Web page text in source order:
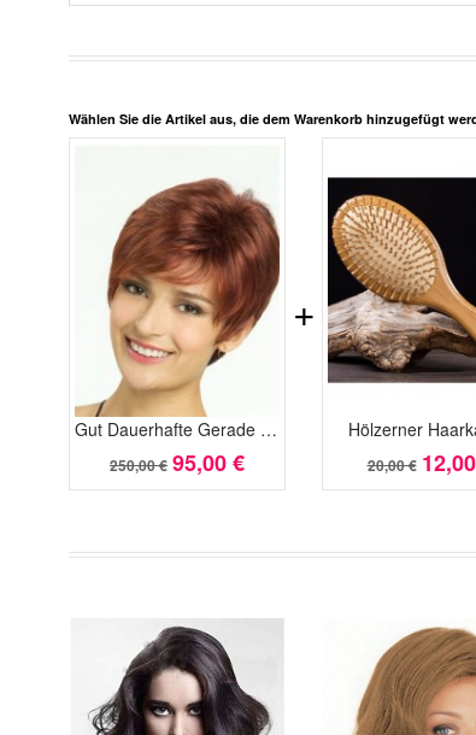
Wählen Sie die Artikel aus, die dem Warenkorb hinzugefügt
Gut Dauerhafte Gerade Kappenlos Echthaar Perücke
250,00 € 95,00 €
Hölzerner
20,00 €
+